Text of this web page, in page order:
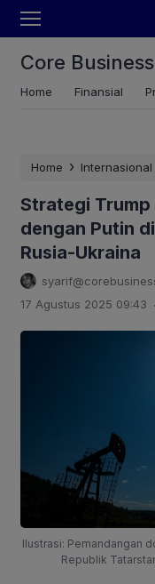
Core Business
Home Finansial
Home › Internasional
Strategi Trump
dengan Putin
Rusia-Ukraina
17 Agustus 2025 09:43 .
Ilustrasi: Pemandangan
Republik